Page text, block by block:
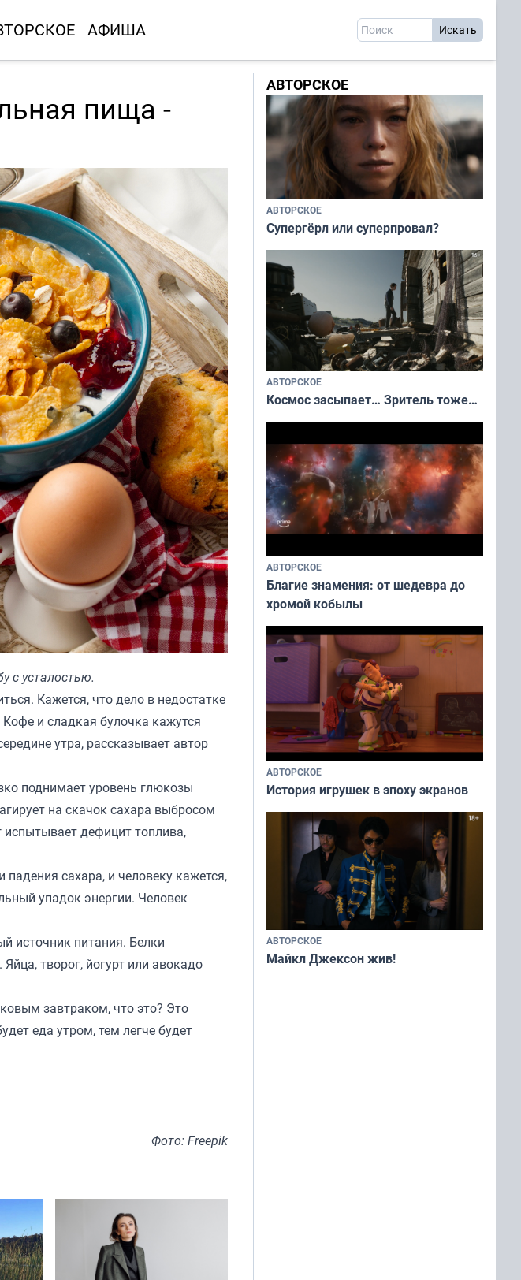
АФИША
пища -
с усталостью.
Кажется, что дело в недостатке
и сладкая булочка кажутся
утра, рассказывает автор
поднимает уровень глюкозы
на скачок сахара выбросом
испытывает дефицит топлива,
сахара, и человеку кажется,
упадок энергии. Человек
источник питания. Белки
творог, йогурт или авокадо
завтраком, что это? Это
еда утром, тем легче будет
Фото: Freepik
АВТОРСКОЕ
АВТОРСКОЕ
Супергёрл или суперпровал?
АВТОРСКОЕ
Космос засыпает… Зритель тоже…
АВТОРСКОЕ
Благие знамения: от шедевра до
хромой кобылы
АВТОРСКОЕ
История игрушек в эпоху экранов
АВТОРСКОЕ
Майкл Джексон жив!